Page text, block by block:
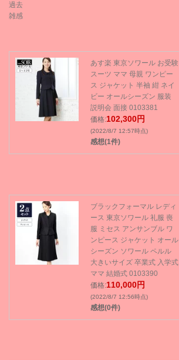
過去
雑感
あす楽 東京ソワール お受験
スーツ ママ 母親 ワンピー
ス ジャケット 半袖 紺 ネイ
ビー オールシーズン 服装
説明会 面接 0103381
価格:102,300円
(2022/8/7 12:57時点)
感想(1件)
ブラックフォーマル レディ
ース 東京ソワール 礼服 喪
服 ミセス アンサンブル ワ
ンピース ジャケット オール
シーズン ソワール ペルル
大きいサイズ 卒業式 入学式
ママ 結婚式 0103390
価格:110,000円
(2022/8/7 12:56時点)
感想(0件)